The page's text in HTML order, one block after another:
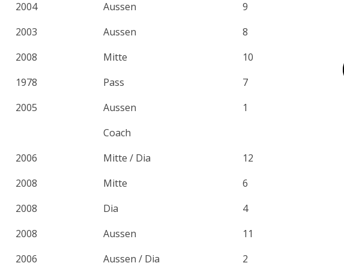
2004 Aussen
9
2003 Aussen
8
2008 Mitte
10
1978 Pass
7
2005 Aussen
1
Coach
2006 Mitte / Dia
12
2008 Mitte
6
2008 Dia
4
2008 Aussen
11
2006 Aussen / Dia
2